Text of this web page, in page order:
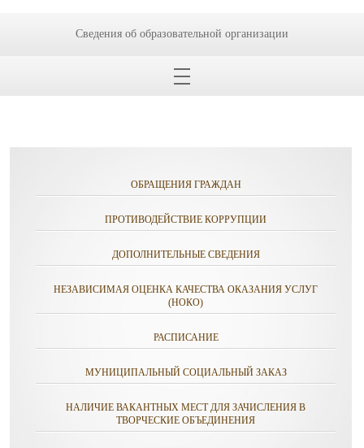
ОБРАЩЕНИЯ ГРАЖДАН
ПРОТИВОДЕЙСТВИЕ КОРРУПЦИИ
ДОПОЛНИТЕЛЬНЫЕ СВЕДЕНИЯ
НЕЗАВИСИМАЯ ОЦЕНКА КАЧЕСТВА ОКАЗАНИЯ УСЛУГ
(НОКО)
РАСПИСАНИЕ
МУНИЦИПАЛЬНЫЙ СОЦИАЛЬНЫЙ ЗАКАЗ
НАЛИЧИЕ ВАКАНТНЫХ МЕСТ ДЛЯ ЗАЧИСЛЕНИЯ В
ТВОРЧЕСКИЕ ОБЪЕДИНЕНИЯ
Сведения об образовательной организации